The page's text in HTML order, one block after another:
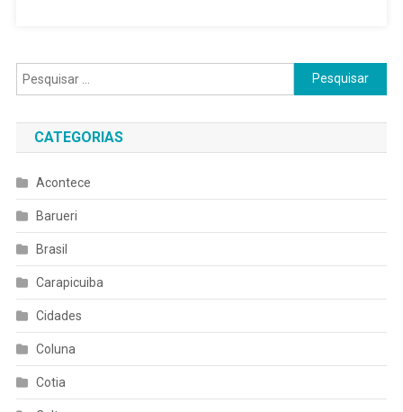
Pesquisar
por:
CATEGORIAS
Acontece
Barueri
Brasil
Carapicuiba
Cidades
Coluna
Cotia